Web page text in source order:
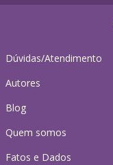
Dúvidas/Atendimento
Autores
Blog
Quem somos
Fatos e Dados